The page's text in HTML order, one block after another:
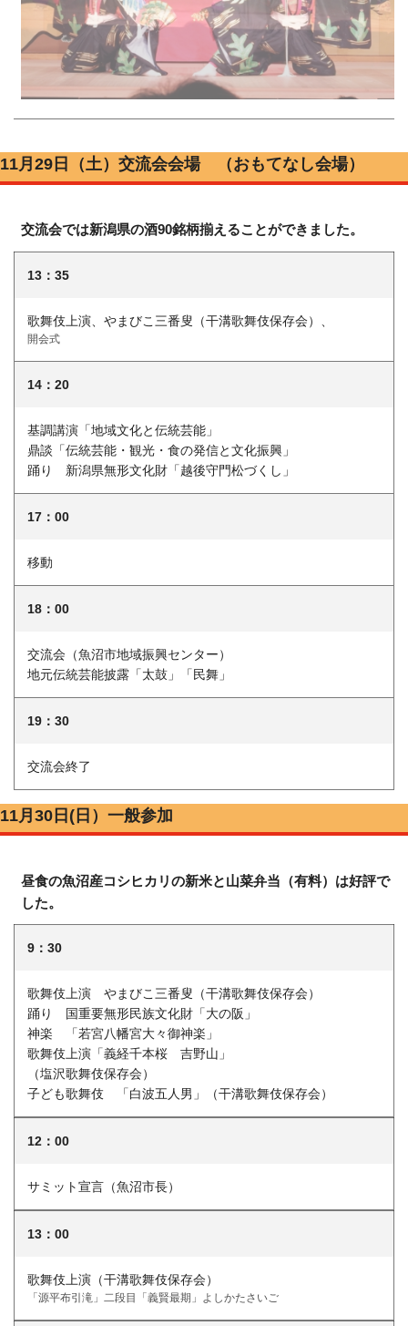
11月29日（土）交流会会場 （おもてなし会場）
交流会では新潟県の酒90銘柄揃えることができました。
13：35
歌舞伎上演、やまびこ三番叟（干溝歌舞伎保存会）、
開会式
14：20
基調講演「地域文化と伝統芸能」
鼎談「伝統芸能・観光・食の発信と文化振興」
踊り 新潟県無形文化財「越後守門松づくし」
17：00
移動
18：00
交流会（魚沼市地域振興センター）
地元伝統芸能披露「太鼓」「民舞」
19：30
交流会終了
11月30日(日）一般参加
昼食の魚沼産コシヒカリの新米と山菜弁当（有料）は好評で
した。
9：30
歌舞伎上演 やまびこ三番叟（干溝歌舞伎保存会）
踊り 国重要無形民族文化財「大の阪」
神楽 「若宮八幡宮大々御神楽」
歌舞伎上演「義経千本桜 吉野山」
（塩沢歌舞伎保存会）
子ども歌舞伎 「白波五人男」（干溝歌舞伎保存会）
12：00
サミット宣言（魚沼市長）
13：00
歌舞伎上演（干溝歌舞伎保存会）
「源平布引滝」二段目「義賢最期」よしかたさいご